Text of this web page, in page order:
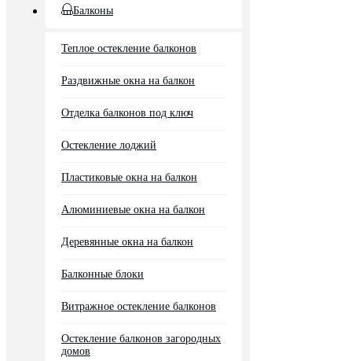
Балконы
Теплое остекление балконов
Раздвижные окна на балкон
Отделка балконов под ключ
Остекление лоджий
Пластиковые окна на балкон
Алюминиевые окна на балкон
Деревянные окна на балкон
Балконные блоки
Витражное остекление балконов
Остекление балконов загородных
домов